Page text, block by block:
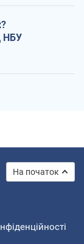
НБУ
На початок